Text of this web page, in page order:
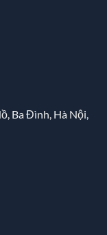
Ba Đình, Hà Nội,